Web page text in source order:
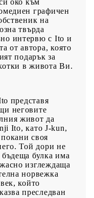
око към
графичен
на
твърда
интервю с Ito и
от автора, която
подарък за
в живота Ви.
представя
неговите
живот да
Ito, като J-kun,
своя
Той дори не
булка има
изглеждаща
норвежка
който
преследван